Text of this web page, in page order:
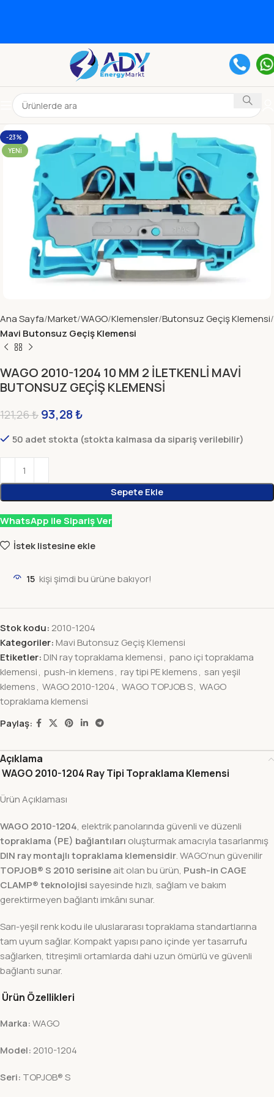
-23%
YENI
Ana Sayfa Market WAGO Klemensler Butonsuz Geçiş Klemensi
Mavi Butonsuz Geçiş Klemensi
WAGO 2010-1204 10 MM 2 İLETKENLİ MAVİ
BUTONSUZ GEÇİŞ KLEMENSİ
121,26₺ 93,28₺
50 adet stokta (stokta kalmasa da sipariş verilebilir)
Sepete Ekle
WhatsApp ile Sipariş Ver
İstek listesine ekle
15 kişi şimdi bu ürüne bakıyor!
Stok kodu: 2010-1204
Kategoriler: Mavi Butonsuz Geçiş Klemensi
Etiketler: DIN ray topraklama klemensi, pano içi topraklama
klemensi, push-in klemens, ray tipi PE klemens, sarı yeşil
klemens, WAGO 2010-1204, WAGO TOPJOB S, WAGO
topraklama klemensi
Paylaş:
Açıklama
WAGO 2010-1204 Ray Tipi Topraklama Klemensi
Ürün Açıklaması
WAGO 2010-1204, elektrik panolarında güvenli ve düzenli
topraklama (PE) bağlantıları oluşturmak amacıyla tasarlanmış
DIN ray montajlı topraklama klemensidir. WAGO’nun güvenilir
TOPJOB® S 2010 serisineait olan bu ürün, Push-in CAGE
CLAMP® teknolojisi sayesinde hızlı, sağlam ve bakım
gerektirmeyen bağlantı imkânı sunar.
Sarı-yeşil renk kodu ile uluslararası topraklama standartlarına
tam uyum sağlar. Kompakt yapısı pano içinde yer tasarrufu
sağlarken, titreşimli ortamlarda dahi uzun ömürlü ve güvenli
bağlantı sunar.
Ürün Özellikleri
Marka:WAGO
Model: 2010-1204
Seri: TOPJOB® S